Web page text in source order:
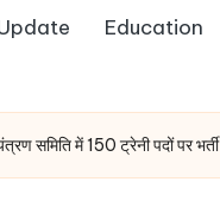
Education
में 150 ट्रेनी पदों पर भर्ती